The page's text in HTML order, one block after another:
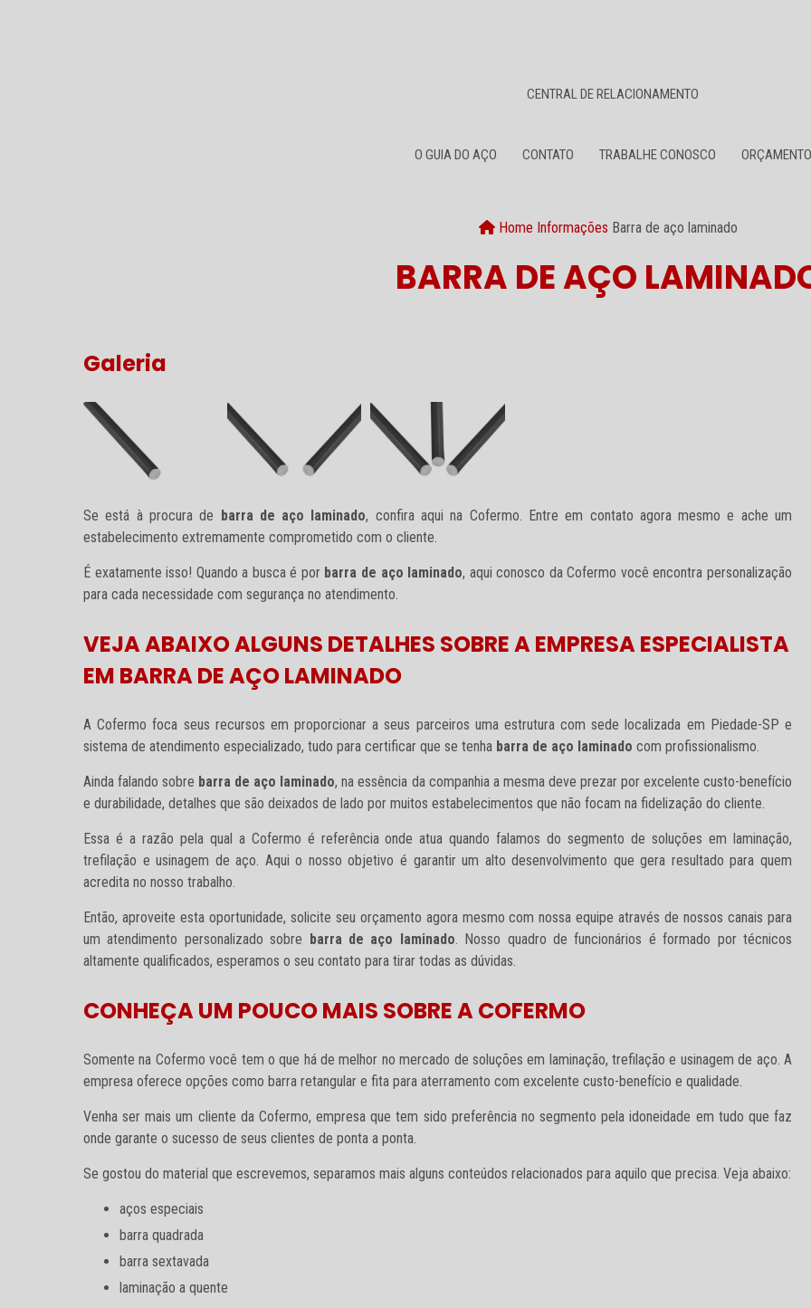
CENTRAL DE RELACIONAMENTO
O GUIA DO AÇO CONTATO TRABALHE CONOSCO ORÇAMENTO
Home Informações Barra de aço laminado
BARRA DE AÇO
Galeria
Se está à procura de barra de aço laminado, confira aqui na Cofermo. Entre em contato agora mesmo e ache um
estabelecimento extremamente comprometido com o cliente.
É exatamente isso! Quando a busca é por barra de aço laminado, aqui conosco da Cofermo você encontra personalização
para cada necessidade com segurança no atendimento.
VEJA ABAIXO ALGUNS DETALHES SOBRE A EMPRESA ESPECIALISTA
EM BARRA DE AÇO LAMINADO
A Cofermo foca seus recursos em proporcionar a seus parceiros uma estrutura com sede localizada em Piedade-SP e
sistema de atendimento especializado, tudo para certificar que se tenha barra de aço laminado com profissionalismo.
Ainda falando sobre barra de aço laminado, na essência da companhia a mesma deve prezar por excelente custo-benefício
e durabilidade, detalhes que são deixados de lado por muitos estabelecimentos que não focam na fidelização do cliente.
Essa é a razão pela qual a Cofermo é referência onde atua quando falamos do segmento de soluções em laminação,
trefilação e usinagem de aço. Aqui o nosso objetivo é garantir um alto desenvolvimento que gera resultado para quem
acredita no nosso trabalho.
Então, aproveite esta oportunidade, solicite seu orçamento agora mesmo com nossa equipe através de nossos canais para
um atendimento personalizado sobre barra de aço laminado . Nosso quadro de funcionários é formado por técnicos
altamente qualificados, esperamos o seu contato para tirar todas as dúvidas.
CONHEÇA UM POUCO MAIS SOBRE A COFERMO
Somente na Cofermo você tem o que há de melhor no mercado de soluções em laminação, trefilação e usinagem de aço. A
empresa oferece opções como barra retangular e fita para aterramento com excelente custo-benefício e qualidade.
Venha ser mais um cliente da Cofermo, empresa que tem sido preferência no segmento pela idoneidade em tudo que faz
onde garante o sucesso de seus clientes de ponta a ponta.
Se gostou do material que escrevemos, separamos mais alguns conteúdos relacionados para aquilo que precisa. Veja abaixo:
aços especiais
barra quadrada
barra sextavada
laminação a quente